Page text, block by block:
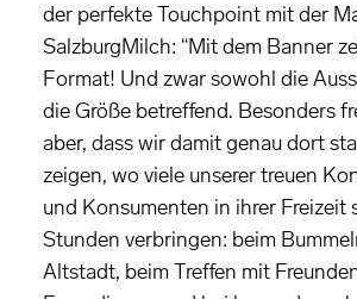
der perfekte Touchpoint mit der
SalzburgMilch: “Mit dem Banner
Format! Und zwar sowohl die
die Größe betreffend. Besonders
aber, dass wir damit genau dort
zeigen, wo viele unserer treuen
und Konsumenten in ihrer Freizeit
Stunden verbringen: beim
Altstadt, beim Treffen mit